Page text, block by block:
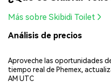
Más sobre Skibidi Toilet
Análisis de precios
Aproveche las oportunidades
tiempo real de Phemex,
AM UTC